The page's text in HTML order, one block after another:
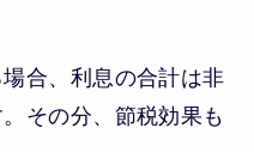
合、利息の合計は非
その分、節税効果も